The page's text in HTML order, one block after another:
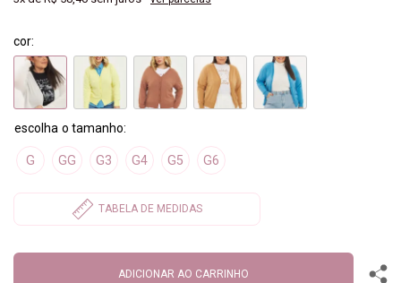
cor:
G GG G3 G4 G5 G6
ADICIONAR AO CARRINHO